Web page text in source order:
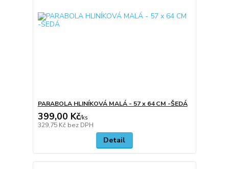
PARABOLA HLINÍKOVÁ MALÁ - 57 x 64 CM -ŠEDÁ
399,00 Kč/ks
329,75 Kč bez DPH
Detail